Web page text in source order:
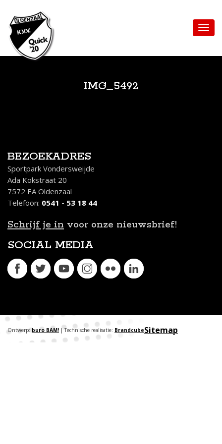
IMG_5492
BEZOEKADRES
Sportpark Vondersweijde
Ada Kokstraat 20
7572 EA Oldenzaal
Telefoon: 0541 - 53 18 44
Schrijf je in voor onze nieuwsbrief!
SOCIAL MEDIA
Sitemap
Ontwerp: buro BAM! | Technische realisatie: Brandcube